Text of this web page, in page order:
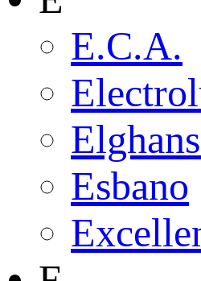
E.C.A.
Esbano